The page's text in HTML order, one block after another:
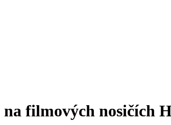
filmových nosičích